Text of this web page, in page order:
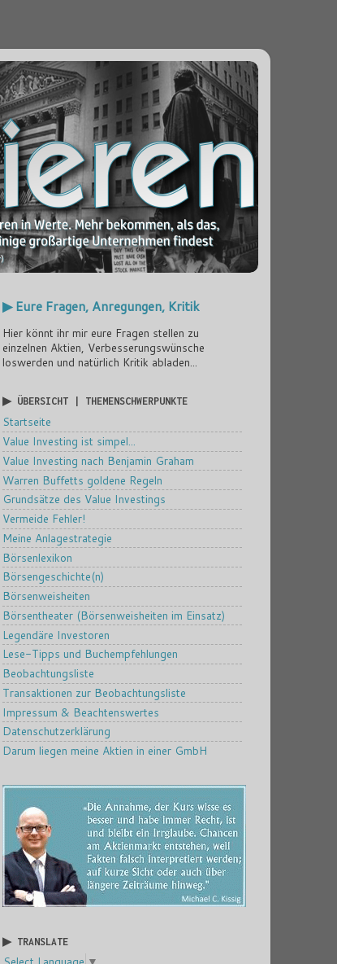
▶ Eure Fragen, Anregungen, Kritik
Hier könnt ihr mir eure Fragen stellen zu
einzelnen Aktien, Verbesserungswünsche
loswerden und natürlich Kritik abladen...
▶ ÜBERSICHT | THEMENSCHWERPUNKTE
Startseite
Value Investing ist simpel...
Value Investing nach Benjamin Graham
Warren Buffetts goldene Regeln
Grundsätze des Value Investings
Vermeide Fehler!
Meine Anlagestrategie
Börsenlexikon
Börsengeschichte(n)
Börsenweisheiten
Börsentheater (Börsenweisheiten im Einsatz)
Legendäre Investoren
Lese-Tipps und Buchempfehlungen
Beobachtungsliste
Transaktionen zur Beobachtungsliste
Impressum & Beachtenswertes
Datenschutzerklärung
Darum liegen meine Aktien in einer GmbH
▶ TRANSLATE